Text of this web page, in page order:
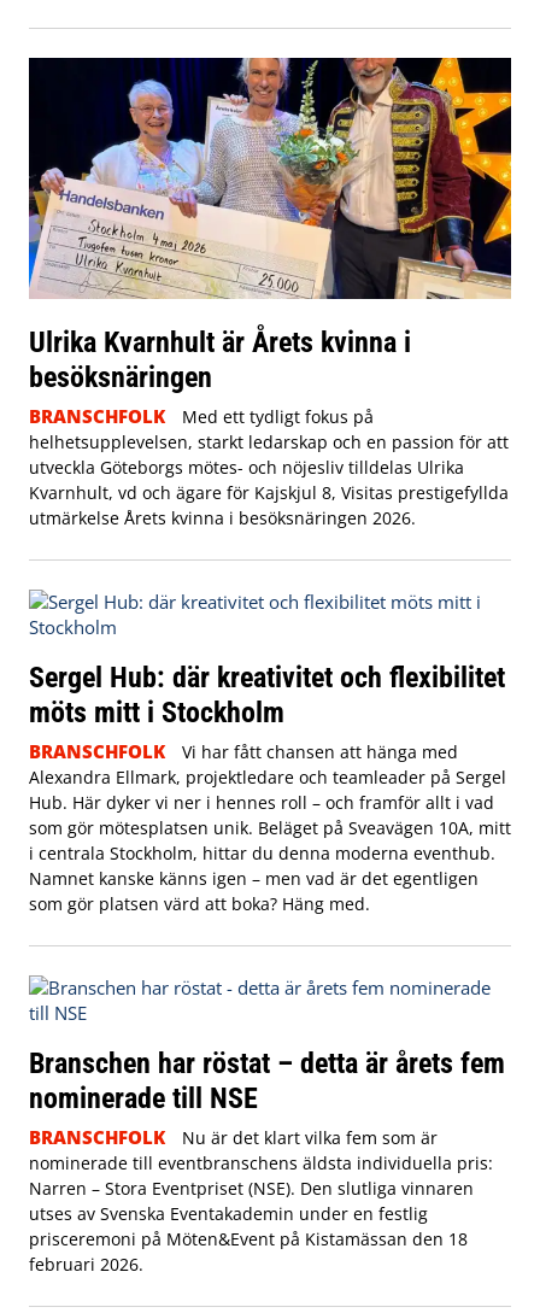
Ulrika Kvarnhult är Årets kvinna i
besöksnäringen
BRANSCHFOLK
Med ett tydligt fokus på
helhetsupplevelsen, starkt ledarskap och en passion för att
utveckla Göteborgs mötes- och nöjesliv tilldelas Ulrika
Kvarnhult, vd och ägare för Kajskjul 8, Visitas prestigefyllda
utmärkelse Årets kvinna i besöksnäringen 2026.
Sergel Hub: där kreativitet och flexibilitet
möts mitt i Stockholm
BRANSCHFOLK
Vi har fått chansen att hänga med
Alexandra Ellmark, projektledare och teamleader på Sergel
Hub. Här dyker vi ner i hennes roll – och framför allt i vad
som gör mötesplatsen unik. Beläget på Sveavägen 10A, mitt
i centrala Stockholm, hittar du denna moderna eventhub.
Namnet kanske känns igen – men vad är det egentligen
som gör platsen värd att boka? Häng med.
Branschen har röstat – detta är årets fem
nominerade till NSE
BRANSCHFOLK
Nu är det klart vilka fem som är
nominerade till eventbranschens äldsta individuella pris:
Narren – Stora Eventpriset (NSE). Den slutliga vinnaren
utses av Svenska Eventakademin under en festlig
prisceremoni på Möten&Event på Kistamässan den 18
februari 2026.